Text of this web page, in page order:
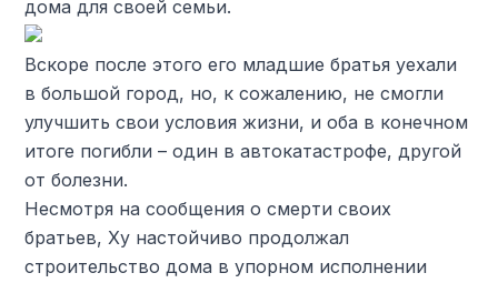
дома для своей семьи.
Вскоре после этого его младшие братья уехали
в большой город, но, к сожалению, не смогли
улучшить свои условия жизни, и оба в конечном
итоге погибли – один в автокатастрофе, другой
от болезни.
Несмотря на сообщения о смерти своих
братьев, Ху настойчиво продолжал
строительство дома в упорном исполнении